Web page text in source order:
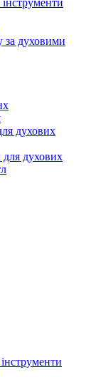
інструменти
за духовими
духових
духових